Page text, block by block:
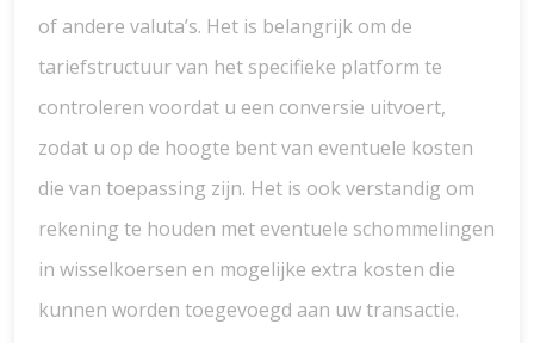
of andere valuta’s. Het is belangrijk om de
tariefstructuur van het specifieke platform te
controleren voordat u een conversie uitvoert,
zodat u op de hoogte bent van eventuele kosten
die van toepassing zijn. Het is ook verstandig om
rekening te houden met eventuele schommelingen
in wisselkoersen en mogelijke extra kosten die
kunnen worden toegevoegd aan uw transactie.